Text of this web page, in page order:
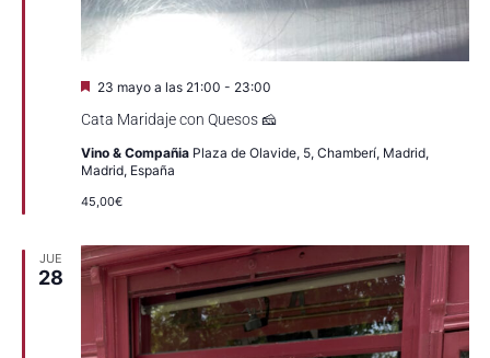
Cata Maridaje con Quesos 🧀
Destacado
23 mayo a las 21:00 - 23:00
Vino & Compañia Plaza de Olavide, 5, Chamberí, Madrid,
Madrid, España
45,00€
JUE
28